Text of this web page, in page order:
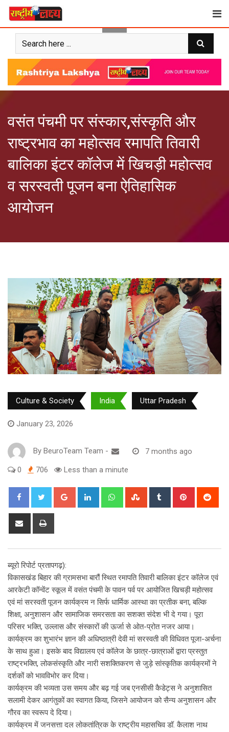
Skip
content
वसंत पंचमी पर संस्कार,संस्कृति और
राष्ट्रभाव का महोत्सव रमापति तिवारी
बालिका इंटर कॉलेज में खिचड़ी महोत्सव
व सरस्वती पूजन बना ऐतिहासिक
आयोजन
Culture & Society India Uttar Pradesh
January 23, 2026
By BeuroTeam Team - 7 months ago
0 706 Less than a minute
Google+ LinkedIn WhatsappStumbleUpon
Tumblr Pinterest
Share
ब्यूरो रिपोर्ट प्रतापगढ़):
विकासखंड बिहार की ग्रामसभा बारौं स्थित रमापति तिवारी बालिका इंटर कॉलेज एवं
आरकेटी कॉन्वेंट स्कूल में वसंत पंचमी के पावन पर्व पर आयोजित खिचड़ी महोत्सव
एवं मां सरस्वती पूजन कार्यक्रम न सिर्फ धार्मिक आस्था का प्रतीक बना, बल्कि
शिक्षा, अनुशासन और सामाजिक समरसता का सशक्त संदेश भी दे गया। पूरा
परिसर भक्ति, उल्लास और संस्कारों की ऊर्जा से ओत-प्रोत नजर आया।
कार्यक्रम का शुभारंभ ज्ञान की अधिष्ठात्री देवी मां सरस्वती की विधिवत पूजा-अर्चना
के साथ हुआ। इसके बाद विद्यालय एवं कॉलेज के छात्र-छात्राओं द्वारा प्रस्तुत
राष्ट्रभक्ति, लोकसंस्कृति और नारी सशक्तिकरण से जुड़े सांस्कृतिक कार्यक्रमों ने
दर्शकों को भावविभोर कर दिया।
कार्यक्रम की भव्यता उस समय और बढ़ गई जब एनसीसी कैडेट्स ने अनुशासित
सलामी देकर आगंतुकों का स्वागत किया, जिसने आयोजन को सैन्य अनुशासन और
गौरव का स्वरूप दे दिया।
कार्यक्रम में जनसत्ता दल लोकतांत्रिक के राष्ट्रीय महासचिव डॉ. कैलाश नाथ